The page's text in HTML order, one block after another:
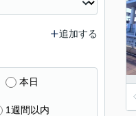
追加する
本日
1週間以内